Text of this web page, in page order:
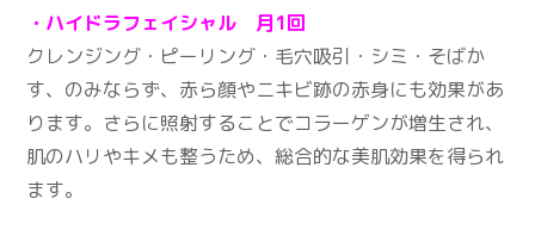
・ハイドラフェイシャル 月1回
クレンジング・ピーリング・毛穴吸引・シミ・そばか
す、のみならず、赤ら顔やニキビ跡の赤身にも効果があ
ります。さらに照射することでコラーゲンが増生され、
肌のハリやキメも整うため、総合的な美肌効果を得られ
ます。